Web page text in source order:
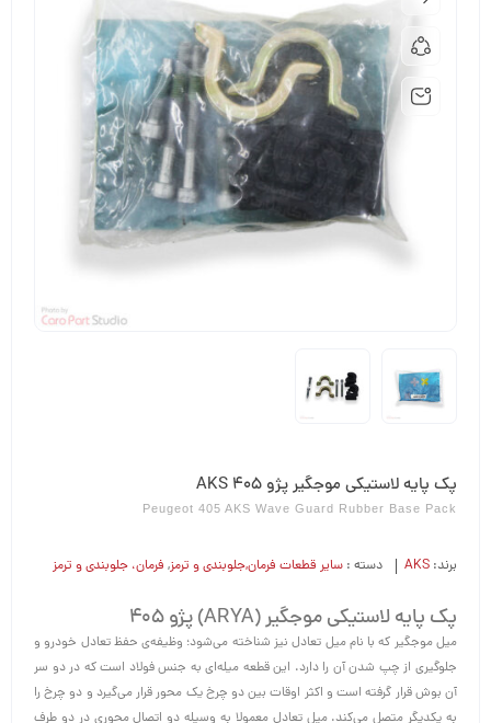
پک پایه لاستیکی موجگیر پژو 405 AKS
Peugeot 405 AKS Wave Guard Rubber Base Pack
برند: AKS دسته : سایر قطعات فرمان,جلوبندی و ترمز, فرمان،‌ جلوبندی و ترمز
پک پایه لاستیکی موجگیر (ARYA) پژو 405
میل موجگیر که با نام میل تعادل نیز شناخته می‌شود؛ وظیفه‌ی حفظ تعادل خودرو و
جلوگیری از چپ شدن آن را دارد. این قطعه میله‌ای به جنس فولاد است که در دو سر
آن بوش قرار گرفته است و اکثر اوقات بین دو چرخ یک محور قرار می‌گیرد و دو چرخ را
به یکدیگر متصل می‌کند. میل تعادل معمولا به وسیله دو اتصال محوری در دو طرف